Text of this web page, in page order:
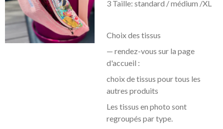
3 Taille: standard / médium /XL
Choix des tissus
— rendez-vous sur la page
d'accueil :
choix de tissus pour tous les
autres produits
Les tissus en photo sont
regroupés par type.